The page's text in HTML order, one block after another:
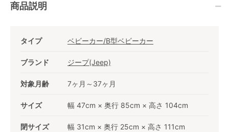
商品説明
タイプ ベビーカー/B型ベビーカー
ブランド ジープ(Jeep)
対象月齢 7ヶ月～37ヶ月
サイズ 幅 47cm × 奥行 85cm × 高さ 104cm
閉サイズ 幅 31cm × 奥行 25cm × 高さ 111cm